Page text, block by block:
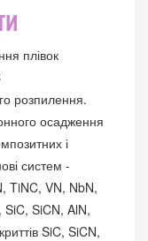
плівок
розпилення.
осадження
і
систем -
TiNC, VN, NbN,
, SiC, SiCN, AlN,
SiC, SiCN,